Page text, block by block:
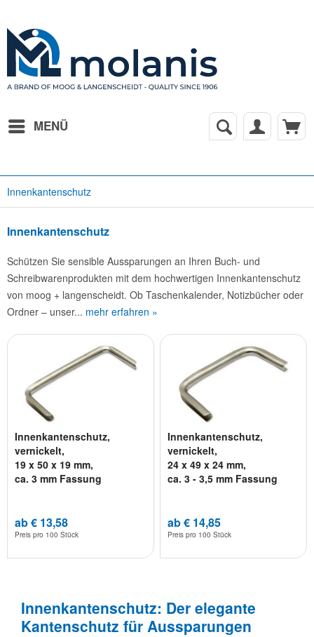
MENÜ
Innenkantenschutz
Innenkantenschutz
Schützen Sie sensible Aussparungen an Ihren Buch- und
Schreibwarenprodukten mit dem hochwertigen Innenkantenschutz
von moog + langenscheidt. Ob Taschenkalender, Notizbücher oder
Ordner – unser... mehr erfahren »
Innenkantenschutz,
vernickelt,
19 x 50 x 19 mm,
ca. 3 mm Fassung
ab € 13,58
Preis pro 100 Stück
Innenkantenschutz,
vernickelt,
24 x 49 x 24 mm,
ca. 3 - 3,5 mm Fassung
ab € 14,85
Preis pro 100 Stück
Innenkantenschutz: Der elegante
Kantenschutz für Aussparungen